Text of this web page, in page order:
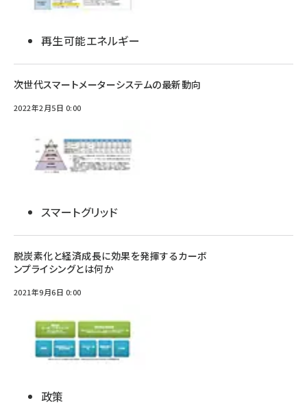
再生可能エネルギー
次世代スマートメーターシステムの最新動向
2022年2月5日 0:00
スマートグリッド
脱炭素化と経済成長に効果を発揮するカーボ
ンプライシングとは何か
2021年9月6日 0:00
政策